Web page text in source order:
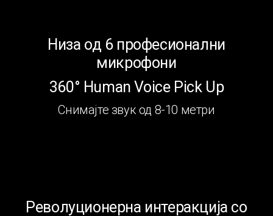
Низа од 6 професионални
микрофони
360° Human Voice Pick Up
Снимајте звук од 8-10 метри
Револуционерна интеракција со